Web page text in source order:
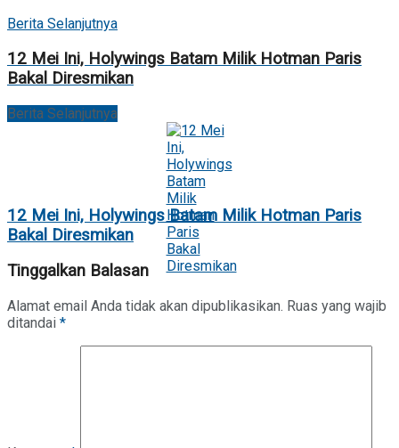
Berita Selanjutnya
12 Mei Ini, Holywings Batam Milik Hotman Paris
Bakal Diresmikan
Berita Selanjutnya
12 Mei Ini, Holywings Batam Milik Hotman Paris
Bakal Diresmikan
Tinggalkan Balasan
Alamat email Anda tidak akan dipublikasikan. Ruas yang wajib
ditandai *